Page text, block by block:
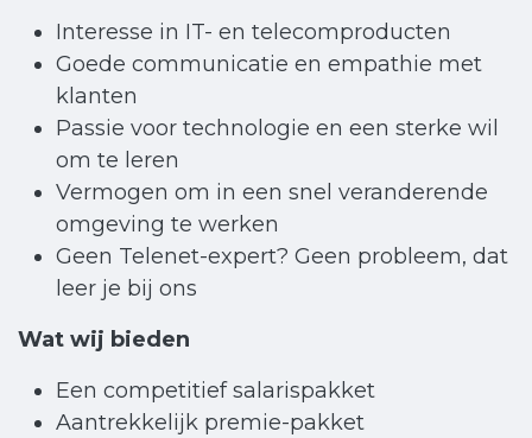
Interesse in IT- en telecomproducten
Goede communicatie en empathie met
klanten
Passie voor technologie en een sterke wil
om te leren
Vermogen om in een snel veranderende
omgeving te werken
Geen Telenet-expert? Geen probleem, dat
leer je bij ons
Wat wij bieden
Een competitief salarispakket
Aantrekkelijk premie-pakket